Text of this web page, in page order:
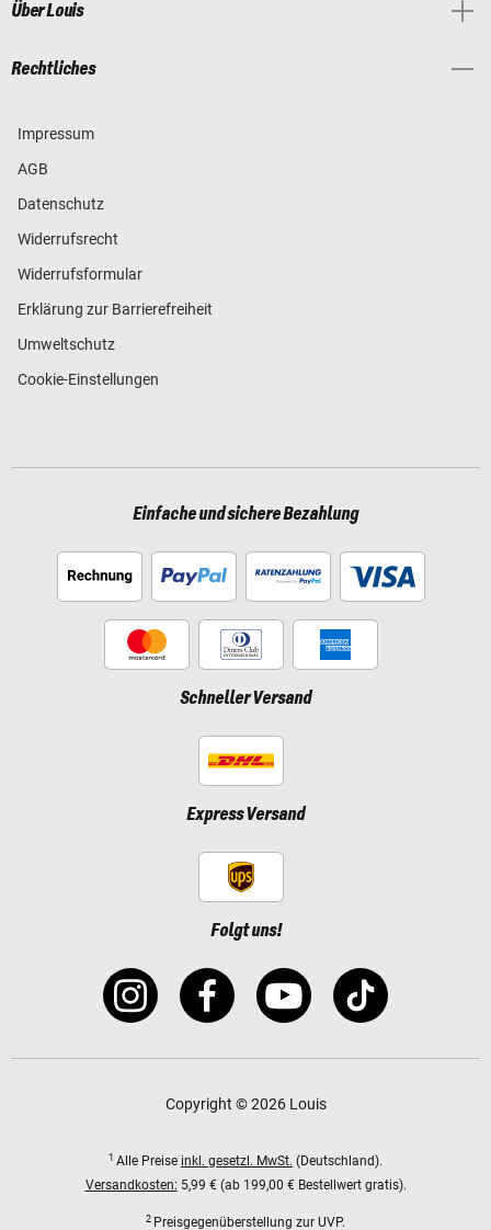
Über Louis
Rechtliches
Impressum
AGB
Datenschutz
Widerrufsrecht
Widerrufsformular
Erklärung zur Barrierefreiheit
Umweltschutz
Cookie-Einstellungen
Einfache und sichere Bezahlung
Schneller Versand
Express Versand
Folgt uns!
Copyright © 2026 Louis
1 Alle Preise inkl. gesetzl. MwSt. (Deutschland).
Versandkosten: 5,99 € (ab 199,00 € Bestellwert gratis).
2 Preisgegenüberstellung zur UVP.